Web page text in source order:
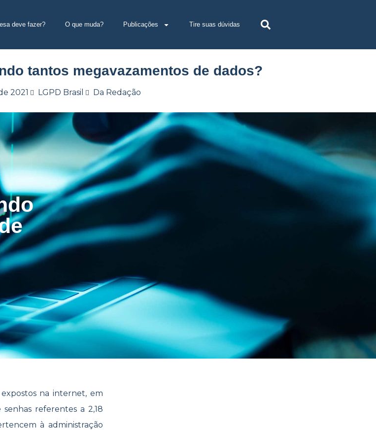
deve fazer? O que muda? Publicações Tire suas dúvidas
tantos megavazamentos de dados?
2021 LGPD Brasil Da Redação
na internet, em
referentes a 2,18
à administração